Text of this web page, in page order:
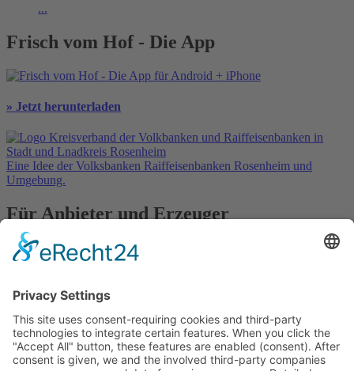
...
Frisch vom Hof - Die App
» Jetzt herunterladen
Eine Idee der Volksbanken Raiffeisenbanken Rosenheim und
Umgebung.
Für Anbieter und Erzeuger
» Ihre Werbung
In Kooperation mit